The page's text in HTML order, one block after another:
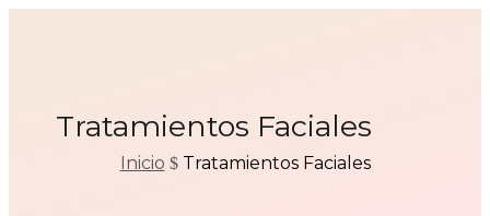
Tratamientos Faciales
Inicio $ Tratamientos Faciales